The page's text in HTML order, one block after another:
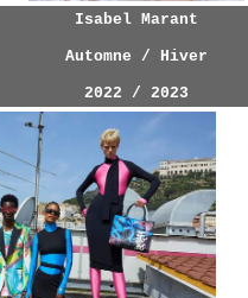
Isabel Marant
Automne / Hiver
2022 / 2023